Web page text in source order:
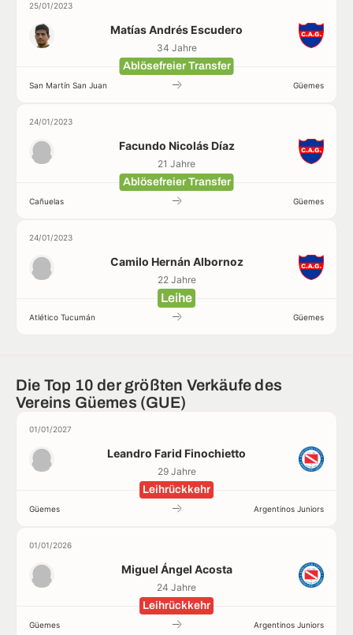
25/01/2023
Matías Andrés Escudero
34 Jahre
Ablösefreier Transfer
San Martín San Juan Güemes
24/01/2023
Facundo Nicolás Díaz
21 Jahre
Ablösefreier Transfer
Cañuelas Güemes
24/01/2023
Camilo Hernán Albornoz
22 Jahre
Leihe
Atlético Tucumán Güemes
Die Top 10 der größten Verkäufe des
Vereins Güemes (GUE)
01/01/2027
Leandro Farid Finochietto
29 Jahre
Leihrückkehr
Güemes Argentinos Juniors
01/01/2026
Miguel Ángel Acosta
24 Jahre
Leihrückkehr
Güemes Argentinos Juniors